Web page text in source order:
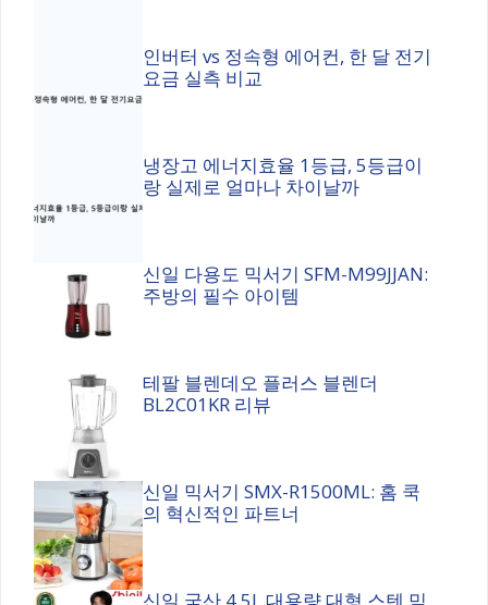
인버터 vs 정속형 에어컨, 한 달 전기
요금 실측 비교
냉장고 에너지효율 1등급, 5등급이
랑 실제로 얼마나 차이날까
신일 다용도 믹서기 SFM-M99JJAN:
주방의 필수 아이템
테팔 블렌데오 플러스 블렌더
BL2C01KR 리뷰
신일 믹서기 SMX-R1500ML: 홈 쿡
의 혁신적인 파트너